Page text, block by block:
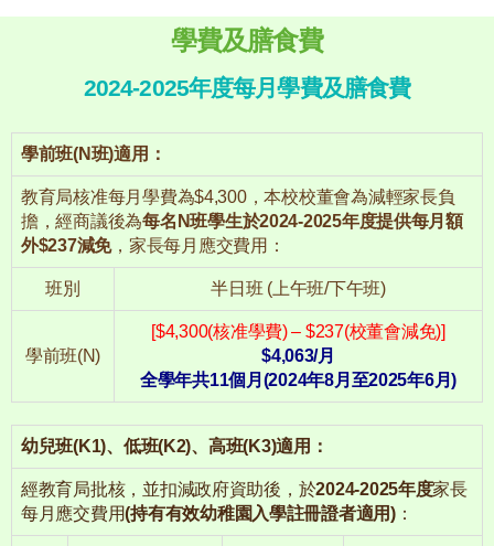
學費及膳食費
2024-2025年度每月學費及膳食費
學前班(N班)適用：
教育局核准每月學費為$4,300，本校校董會為減輕家長負
擔，經商議後為每名N班學生於2024-2025年度提供每月額
外$237減免，家長每月應交費用：
班別 半日班 (上午班/下午班)
學前班(N)
[$4,300(核准學費) – $237(校董會減免)]
$4,063/月
全學年共11個月(2024年8月至2025年6月)
幼兒班(K1)、低班(K2)、高班(K3)適用：
經教育局批核，並扣減政府資助後，於2024-2025年度家長
每月應交費用(持有有效幼稚園入學註冊證者適用)：